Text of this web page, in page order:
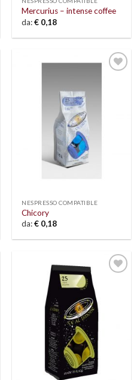
Mercurius – intense coffee
da:€ 0,18
NESPRESSO COMPATIBLE
Chicory
da:€ 0,18